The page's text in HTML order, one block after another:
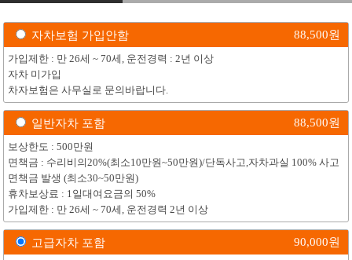
자차보험 가입안함 88,500원
가입제한 : 만 26세 ~ 70세, 운전경력 : 2년 이상
자차 미가입
차자보험은 사무실로 문의바랍니다.
일반자차 포함 88,500원
보상한도 : 500만원
면책금 : 수리비의20%(최소10만원~50만원)/단독사고,자차과실 100% 사고
면책금 발생 (최소30~50만원)
휴차보상료 : 1일대여요금의 50%
가입제한 : 만 26세 ~ 70세, 운전경력 2년 이상
고급자차 포함 90,000원